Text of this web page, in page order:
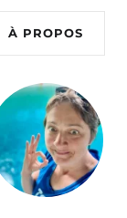
À PROPOS